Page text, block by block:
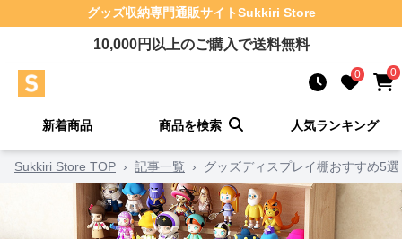
グッズ収納専門通販サイトSukkiri Store
10,000円以上のご購入で送料無料
0 0
新着商品 商品を検索 人気ランキング
Sukkiri Store TOP › 記事一覧 › グッズディスプレイ棚おすすめ5